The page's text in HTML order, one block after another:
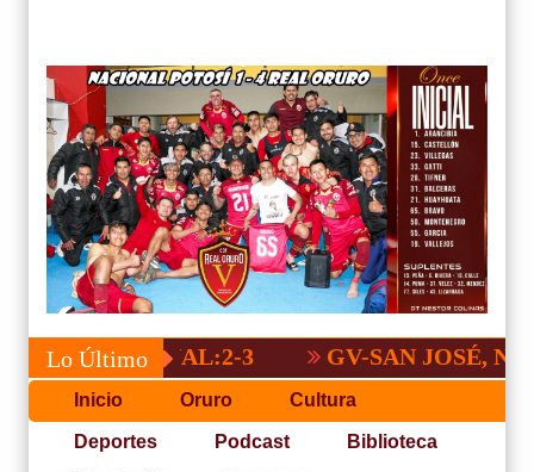
Lo Último 3 GV-SAN JOSÉ, NO PUDO
Inicio Oruro Cultura
Deportes Podcast Biblioteca